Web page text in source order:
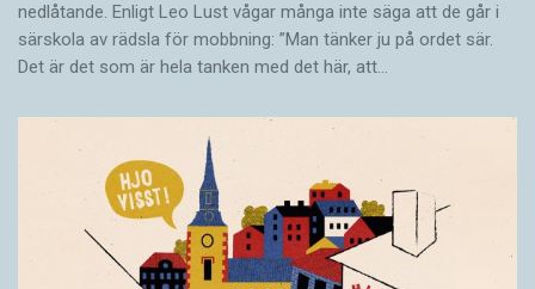
nedlåtande. Enligt Leo Lust vågar många inte säga att de går i
särskola av rädsla för mobbning: ”Man tänker ju på ordet sär.
Det är det som är hela tanken med det här, att…